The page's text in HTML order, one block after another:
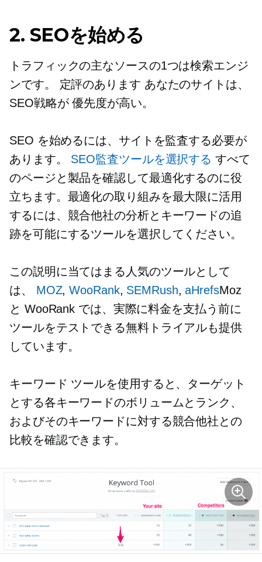
2. SEOを始める
トラフィックの主なソースの1つは検索エンジ
ンです。 定評のあります あなたのサイトは、
SEO戦略が優先度が高い。
SEO を始めるには、サイトを監査する必要が
あります。 SEO監査ツールを選択する すべて
のページと製品を確認して最適化するのに役
立ちます。最適化の取り組みを最大限に活用
するには、競合他社の分析とキーワードの追
跡を可能にするツールを選択してください。
この説明に当てはまる人気のツールとして
は、 MOZ,WooRank, SEMRush,aHrefsMoz
と WooRank では、実際に料金を支払う前に
ツールをテストできる無料トライアルも提供
しています。
キーワード ツールを使用すると、ターゲット
とする各キーワードのボリュームとランク、
およびそのキーワードに対する競合他社との
比較を確認できます。